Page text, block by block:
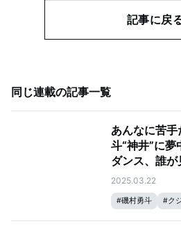
記事に戻
同じ連載の記事一覧
あんなに苦
斗“神井”に
ダンス、誰
2025.03.22
#磯村勇斗 #クジ